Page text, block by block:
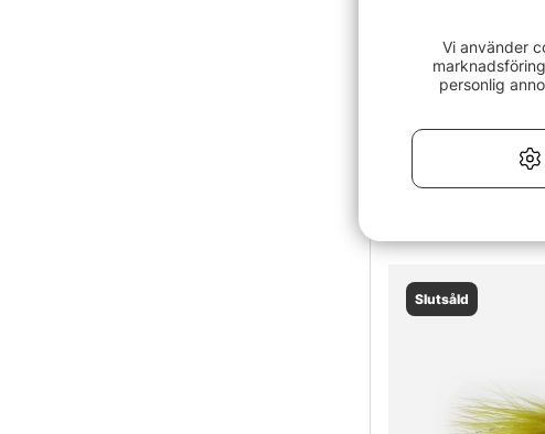
Laser Shrimp #8
Slutsåld
Vi använder
personlig